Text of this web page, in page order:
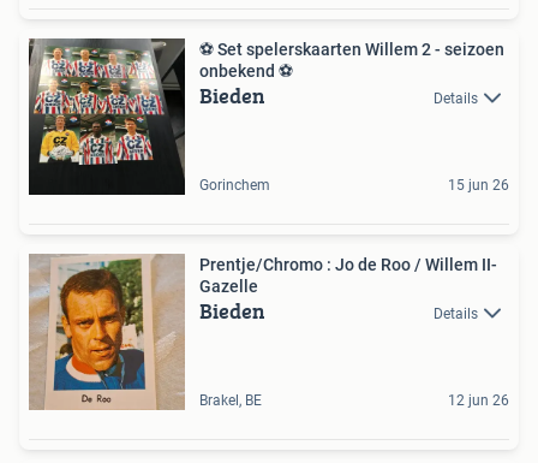
⚽ Set spelerskaarten Willem 2 - seizoen
onbekend ⚽
Bieden Details
Gorinchem 15 jun 26
Prentje/Chromo : Jo de Roo / Willem II-
Gazelle
Bieden Details
Brakel, BE 12 jun 26